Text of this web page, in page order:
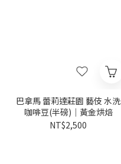
巴拿馬 蕾莉達莊園 藝伎 水洗
咖啡豆(半磅)｜黃金烘焙
NT$2,500